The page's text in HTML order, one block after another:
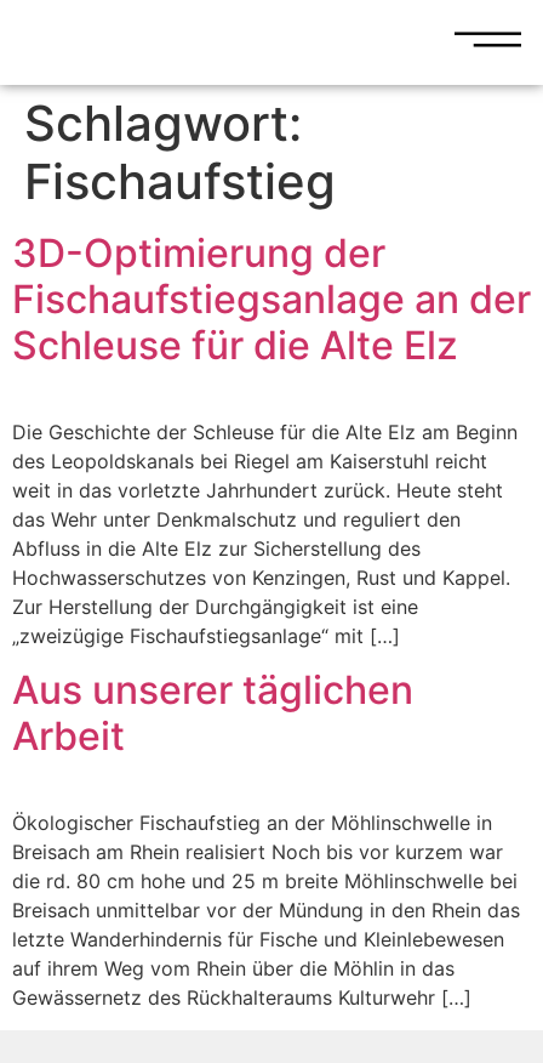
Schlagwort:
Fischaufstieg
3D-Optimierung der
Fischaufstiegsanlage an der
Schleuse für die Alte Elz
Die Geschichte der Schleuse für die Alte Elz am Beginn
des Leopoldskanals bei Riegel am Kaiserstuhl reicht
weit in das vorletzte Jahrhundert zurück. Heute steht
das Wehr unter Denkmalschutz und reguliert den
Abfluss in die Alte Elz zur Sicherstellung des
Hochwasserschutzes von Kenzingen, Rust und Kappel.
Zur Herstellung der Durchgängigkeit ist eine
„zweizügige Fischaufstiegsanlage“ mit […]
Aus unserer täglichen
Arbeit
Ökologischer Fischaufstieg an der Möhlinschwelle in
Breisach am Rhein realisiert Noch bis vor kurzem war
die rd. 80 cm hohe und 25 m breite Möhlinschwelle bei
Breisach unmittelbar vor der Mündung in den Rhein das
letzte Wanderhindernis für Fische und Kleinlebewesen
auf ihrem Weg vom Rhein über die Möhlin in das
Gewässernetz des Rückhalteraums Kulturwehr […]